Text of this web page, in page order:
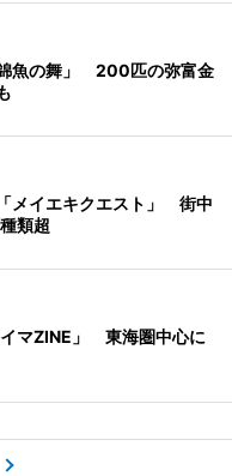
魚の舞」 200匹の弥富金
メイエキクエスト」 街中
類超
マZINE」 東海圏中心に